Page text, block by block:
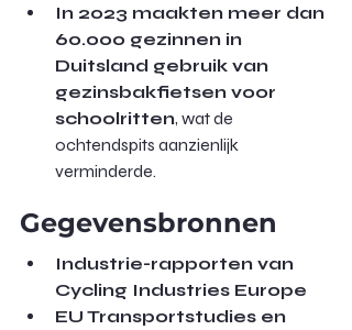
In 2023 maakten meer dan
60.000 gezinnen in
Duitsland gebruik van
gezinsbakfietsen voor
schoolritten, wat de
ochtendspits aanzienlijk
verminderde.
Gegevensbronnen
Industrie-rapporten van
Cycling Industries Europe
EU Transportstudies en